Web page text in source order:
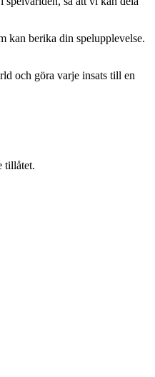
kan berika din spelupplevelse.
och göra varje insats till en
tillåtet.